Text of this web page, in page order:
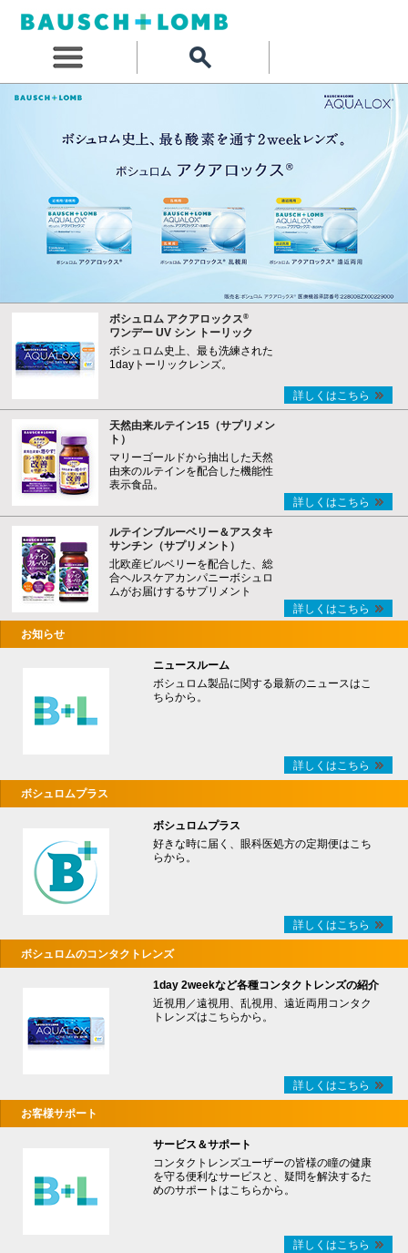
ボシュロム アクアロックス®
ワンデー UV シン トーリック
ボシュロム史上、最も洗練された
1dayトーリックレンズ。
詳しくはこちら
天然由来ルテイン15（サプリメン
ト）
マリーゴールドから抽出した天然
由来のルテインを配合した機能性
表示食品。
詳しくはこちら
ルテインブルーベリー＆アスタキ
サンチン（サプリメント）
北欧産ビルベリーを配合した、総
合ヘルスケアカンパニーボシュロ
ムがお届けするサプリメント
詳しくはこちら
お知らせ
ニュースルーム
ボシュロム製品に関する最新のニュースはこ
ちらから。
詳しくはこちら
ボシュロムプラス
ボシュロムプラス
好きな時に届く、眼科医処方の定期便はこち
らから。
詳しくはこちら
ボシュロムのコンタクトレンズ
1day 2weekなど各種コンタクトレンズの紹介
近視用／遠視用、乱視用、遠近両用コンタク
トレンズはこちらから。
詳しくはこちら
お客様サポート
サービス＆サポート
コンタクトレンズユーザーの皆様の瞳の健康
を守る便利なサービスと、疑問を解決するた
めのサポートはこちらから。
詳しくはこちら